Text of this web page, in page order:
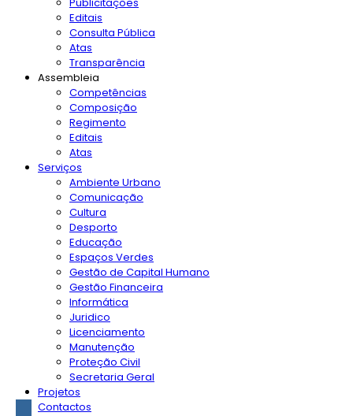
Editais
Consulta Pública
Atas
Transparência
Assembleia
Competências
Composição
Regimento
Editais
Atas
Serviços
Ambiente Urbano
Comunicação
Cultura
Desporto
Educação
Espaços Verdes
Gestão de Capital Humano
Gestão Financeira
Informática
Juridico
Licenciamento
Manutenção
Proteção Civil
Secretaria Geral
Projetos
Contactos